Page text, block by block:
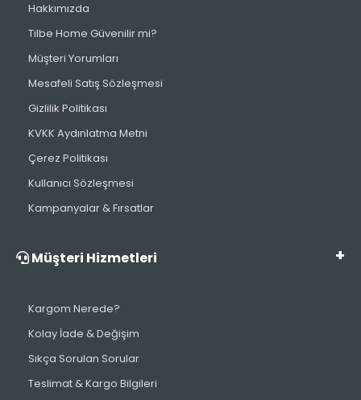
Hakkımızda
Tilbe Home Güvenilir mi?
Müşteri Yorumları
Mesafeli Satış Sözleşmesi
Gizlilik Politikası
KVKK Aydınlatma Metni
Çerez Politikası
Kullanıcı Sözleşmesi
Kampanyalar & Fırsatlar
Müşteri Hizmetleri
Kargom Nerede?
Kolay İade & Değişim
Sıkça Sorulan Sorular
Teslimat & Kargo Bilgileri